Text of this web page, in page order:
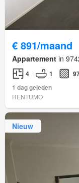
€ 891/maand
Appartement in
4 1
1 dag geleden
RENTUMO
Nieuw